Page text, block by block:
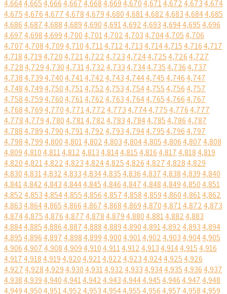
4,6644,6654,6664,6674,6684,6694,6704,6714,6724,6734,674
4,6754,6764,6774,6784,6794,6804,6814,6824,6834,6844,685
4,6864,6874,6884,6894,6904,6914,6924,6934,6944,6954,696
4,6974,6984,6994,7004,7014,7024,7034,7044,7054,706
4,7074,7084,7094,7104,7114,7124,7134,7144,7154,7164,717
4,7184,7194,7204,7214,7224,7234,7244,7254,7264,727
4,7284,7294,7304,7314,7324,7334,7344,7354,7364,737
4,7384,7394,7404,7414,7424,7434,7444,7454,7464,747
4,7484,7494,7504,7514,7524,7534,7544,7554,7564,757
4,7584,7594,7604,7614,7624,7634,7644,7654,7664,767
4,7684,7694,7704,7714,7724,7734,7744,7754,7764,777
4,7784,7794,7804,7814,7824,7834,7844,7854,7864,787
4,7884,7894,7904,7914,7924,7934,7944,7954,7964,797
4,7984,7994,8004,8014,8024,8034,8044,8054,8064,8074,808
4,8094,8104,8114,8124,8134,8144,8154,8164,8174,8184,819
4,8204,8214,8224,8234,8244,8254,8264,8274,8284,829
4,8304,8314,8324,8334,8344,8354,8364,8374,8384,8394,840
4,8414,8424,8434,8444,8454,8464,8474,8484,8494,8504,851
4,8524,8534,8544,8554,8564,8574,8584,8594,8604,8614,862
4,8634,8644,8654,8664,8674,8684,8694,8704,8714,8724,873
4,8744,8754,8764,8774,8784,8794,8804,8814,8824,883
4,8844,8854,8864,8874,8884,8894,8904,8914,8924,8934,894
4,8954,8964,8974,8984,8994,9004,9014,9024,9034,9044,905
4,9064,9074,9084,9094,9104,9114,9124,9134,9144,9154,916
4,9174,9184,9194,9204,9214,9224,9234,9244,9254,926
4,9274,9284,9294,9304,9314,9324,9334,9344,9354,9364,937
4,9384,9394,9404,9414,9424,9434,9444,9454,9464,9474,948
4,9494,9504,9514,9524,9534,9544,9554,9564,9574,9584,959